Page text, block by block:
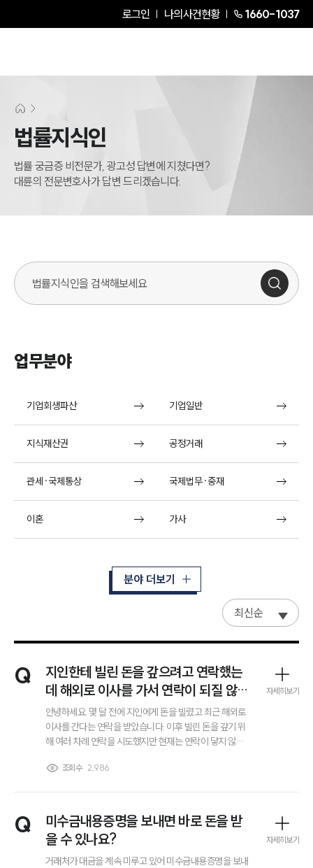
로그인 나의사건현황 1660-1037
법률지식인
법률 궁금증 비전문가, 광고성 답변에 지쳤다면?
대륜의 전문변호사가 답변 드리겠습니다.
법률지식인 검색창
업무분야
기업회생파산 기업일반
지식재산권 공정거래
관세·국제통상 국제법무·중재
이혼 가사
분야 더보기
최신순
Q
지인한테 빌린 돈을 갚으려고 연락했는
데 해외로 이사를 가서 연락이 되질 않아
요. 변제공탁을 해야 될까요?
안녕하세요. 몇 달 전에 지인에게 돈을 빌렸고 최근 해외로
이사를 간다는 연락을 받았습니다. 이후 빌린 돈을 갚기 위
해 여러 차례 연락을 시도했지만 현재는 연락이 닿지 않는
미 해외로 이주한 경우, 변제공탁을 통해 채무를 이행하는
조회수 2,986
자세히보기
Q
미수금내용증명을 보내면 바로 돈을 받
을 수 있나요?
거래처가 대금을 계속 미루고 있어 미수금내용증명을 보내
자세히보기